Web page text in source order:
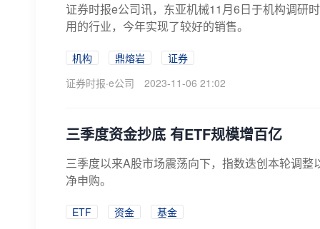
证券时报e公司讯，东亚机械11月6日于机构调研
用的行业，今年实现了较好的销售。
机构 鼎熔岩
证券
证券时报·e公司
2023-11-06 21:02
三季度资金抄底 有ETF规模增百亿
三季度以来A股市场震荡向下，指数迭创本轮调
净申购。
ETF 资金
基金